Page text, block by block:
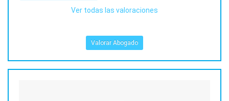
Ver todas las valoraciones
Valorar Abogado